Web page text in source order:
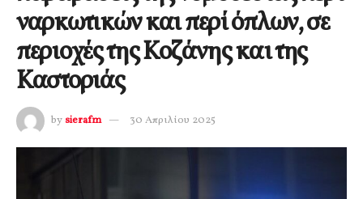
ναρκωτικών και περί όπλων, σε
περιοχές της Κοζάνης και της
Καστοριάς
by sierafm 30 Απριλίου 2025